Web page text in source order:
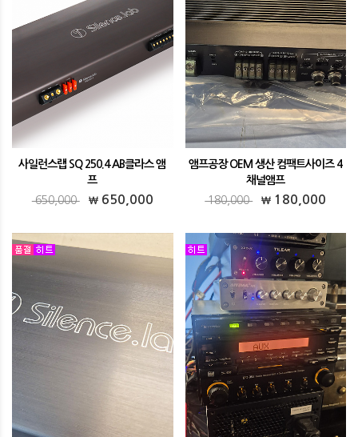
사일런스랩 SQ 250.4 AB클라스 앰
프
사일런스랩 SQ 250.4 AB클라스 앰프
650,000 650,000
앰프공장 OEM 생산 컴팩트사이즈 4
채널앰프
앰프공장 OEM 생산 컴팩트사이즈 4채널앰
180,000 180,000